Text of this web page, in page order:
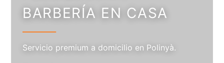
BARBERÍA EN CASA
Servicio premium a domicilio en Polinyà.